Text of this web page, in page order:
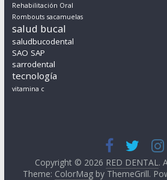
Rehabilitación Oral
Rombouts sacamuelas
salud bucal
saludbucodental
SAO SAP
sarrodental
tecnología
vitamina c
Copyright © 2026 RED DENTAL.
Theme: ColorMagby ThemeGrill.